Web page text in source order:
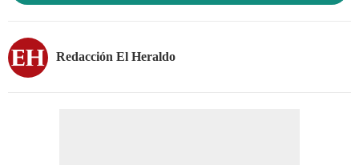
Redacción El Heraldo